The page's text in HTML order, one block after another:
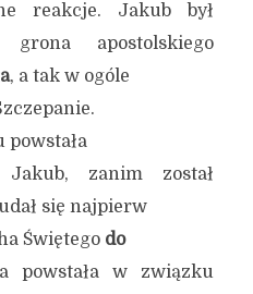
reakcje. Jakub był
apostolskiego
, a tak w ogóle
powstała
zanim został
się najpierw
Świętego do
powstała w związku